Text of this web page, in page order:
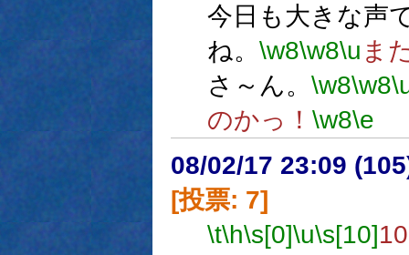
今日も大きな声
ね。 \w8\w8\u ま
さ～ん。 \w8\w8
のかっ！ \w8\e
08/02/17 23:09
[投票: 7]
\t\h\s[0]\u\s[10]